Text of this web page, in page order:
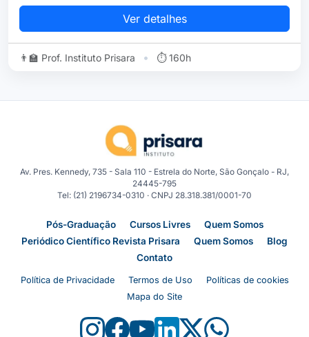
Ver detalhes
👨‍🏫 Prof. Instituto Prisara • ⏱ 160h
Av. Pres. Kennedy, 735 - Sala 110 - Estrela do Norte, São Gonçalo - RJ,
24445-795
Tel: (21) 2196734-0310 · CNPJ 28.318.381/0001-70
Pós-Graduação Cursos Livres
Quem Somos
Periódico Científico Revista Prisara
Quem Somos
Blog
Contato
Política de Privacidade Termos de Uso
Políticas de cookies
Mapa do Site